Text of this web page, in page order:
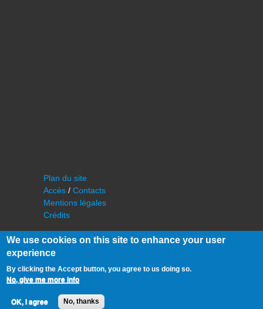
Plan du site
Accès / Contacts
Mentions légales
Crédits
©IAS - Institut d'Astrophysique Spatiale
Université Paris Sud, Bâtiment 121
We use cookies on this site to enhance your user
experience
By clicking the Accept button, you agree to us doing so.
No, give me more info
OK, I agree No, thanks